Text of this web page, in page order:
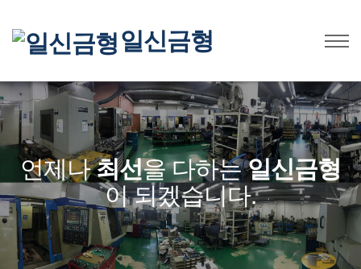
일신금형
언제나최선을 다하는일신금형
이 되겠습니다.